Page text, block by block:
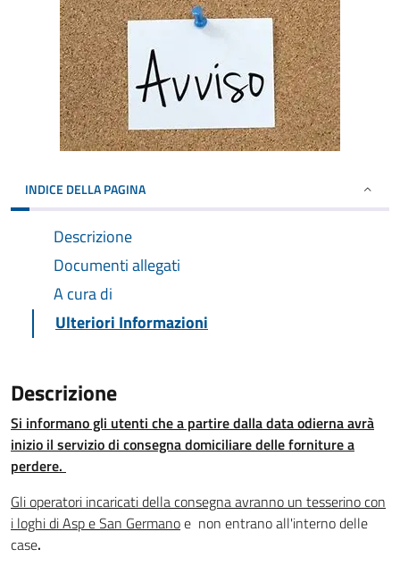
INDICE DELLA PAGINA
Descrizione
Documenti allegati
A cura di
Ulteriori Informazioni
Descrizione
Si informano gli utenti che a partire dalla data odierna avrà
inizio il servizio di consegna domiciliare delle forniture a
perdere.
Gli operatori incaricati della consegna avranno un tesserino con
i loghi di Asp e San Germanoe non entrano all'interno delle
case.